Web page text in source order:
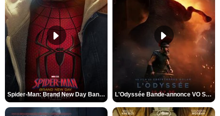
Spider-Man: Brand New Day Bande-annonce VO STFR L'Odyssée Bande-annonce VO STFR